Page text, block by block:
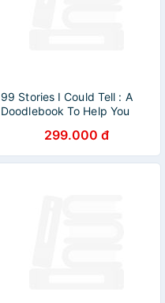
99 Stories I Could Tell : A
Doodlebook To Help You
299.000 đ